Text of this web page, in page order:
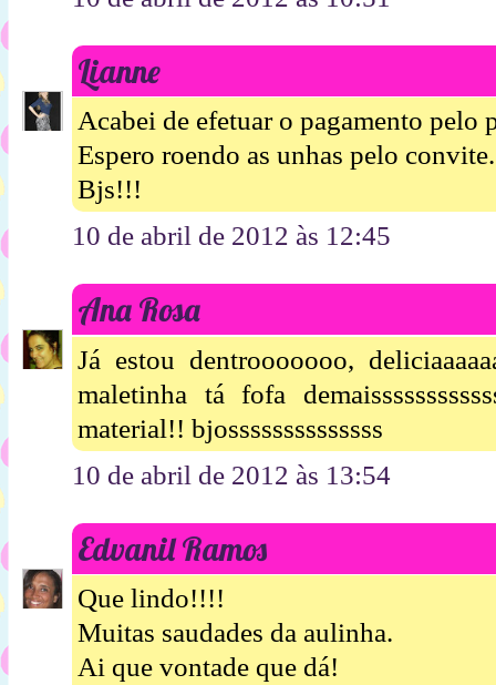
Lianne
Acabei de efetuar o pagamento pelo
Espero roendo as unhas pelo
Bjs!!!
10 de abril de 2012 às 12:45
Ana Rosa
Já estou dentrooooooo,
maletinha tá fofa
material!! bjossssssssssssss
10 de abril de 2012 às 13:54
Edvanil Ramos
Que lindo!!!!
Muitas saudades da aulinha.
Ai que vontade que dá!